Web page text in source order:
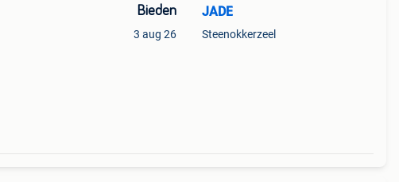
Bieden
3 aug 26
JADE
Steenokkerzeel